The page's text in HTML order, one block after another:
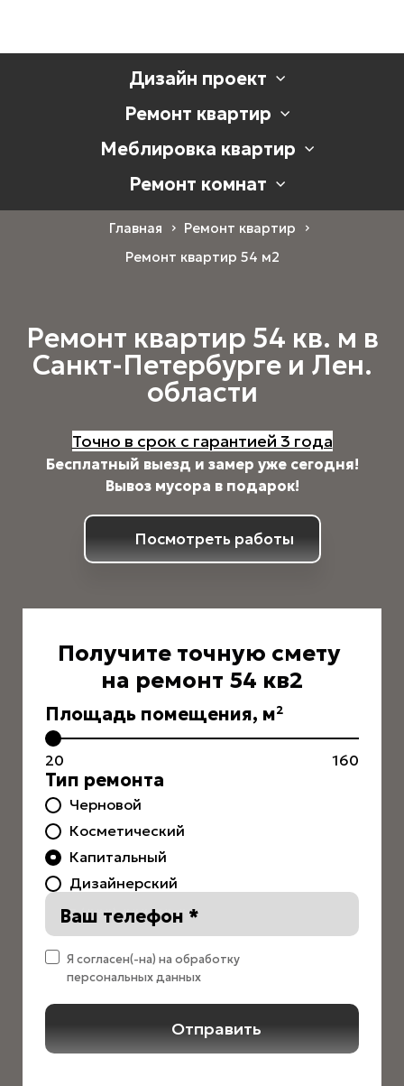
Дизайн проект
Ремонт квартир
Меблировка квартир
Ремонт комнат
Главная
Ремонт квартир
Ремонт квартир 54 м2
Ремонт квартир 54 кв. м в
Санкт-Петербурге и Лен.
области
Точно в срок с гарантией 3 года
Бесплатный выезд и замер уже сегодня!
Вывоз мусора в подарок!
Посмотреть работы
Получите точную смету
на ремонт 54 кв2
Площадь помещения, м²
20 160
Тип ремонта
Черновой
Косметический
Капитальный
Дизайнерский
Ваш телефон *
Отправить
Я согласен(-на) на обработку
персональных данных